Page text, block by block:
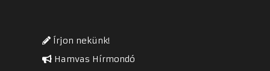
Írjon nekünk!
Hamvas Hírmondó